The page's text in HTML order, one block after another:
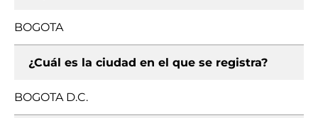
BOGOTA
¿Cuál es la ciudad en el que se registra?
BOGOTA D.C.